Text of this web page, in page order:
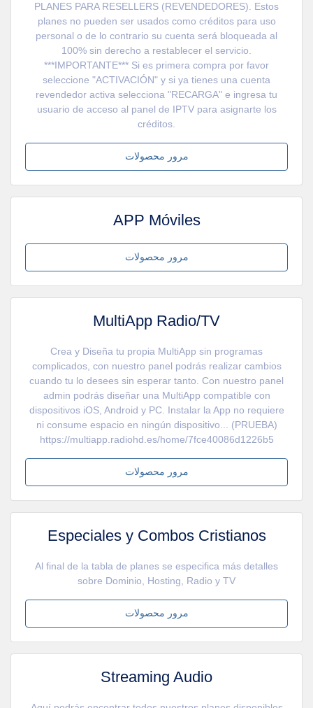
PLANES PARA RESELLERS (REVENDEDORES). Estos
planes no pueden ser usados como créditos para uso
personal o de lo contrario su cuenta será bloqueada al
100% sin derecho a restablecer el servicio.
***IMPORTANTE*** Si es primera compra por favor
seleccione "ACTIVACIÓN" y si ya tienes una cuenta
revendedor activa selecciona "RECARGA" e ingresa tu
usuario de acceso al panel de IPTV para asignarte los
créditos.
مرور محصولات
APP Móviles
مرور محصولات
MultiApp Radio/TV
Crea y Diseña tu propia MultiApp sin programas
complicados, con nuestro panel podrás realizar cambios
cuando tu lo desees sin esperar tanto. Con nuestro panel
admin podrás diseñar una MultiApp compatible con
dispositivos iOS, Android y PC. Instalar la App no requiere
ni consume espacio en ningún dispositivo... (PRUEBA)
https://multiapp.radiohd.es/home/7fce40086d1226b5
مرور محصولات
Especiales y Combos Cristianos
Al final de la tabla de planes se especifica más detalles
sobre Dominio, Hosting, Radio y TV
مرور محصولات
Streaming Audio